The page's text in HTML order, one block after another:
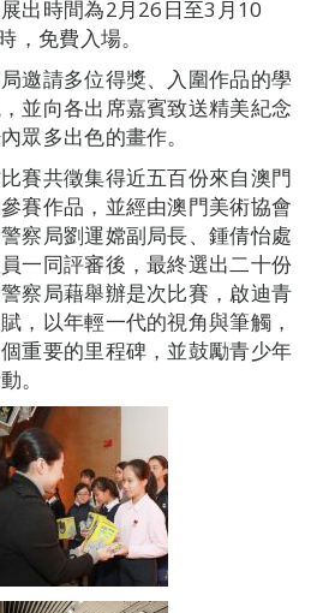
出時間為2月26日至3月10
，免費入場。
邀請多位得獎、入圍作品的學
並向各出席嘉賓致送精美紀念
眾多出色的畫作。
賽共徵集得近五百份來自澳門
賽作品，並經由澳門美術協會
察局劉運嫦副局長、鍾倩怡處
一同評審後，最終選出二十份
察局藉舉辦是次比賽，啟迪青
，以年輕一代的視角與筆觸，
重要的里程碑，並鼓勵青少年
。